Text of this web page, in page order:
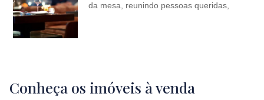
da mesa, reunindo pessoas queridas,
Conheça os imóveis à venda